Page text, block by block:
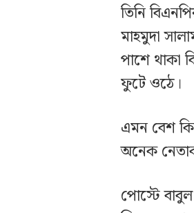
তিনি
মাহমুদা
পাশে থাকা
ফুটে ওঠে।
এমন বেশ
অনেক
পোস্টে